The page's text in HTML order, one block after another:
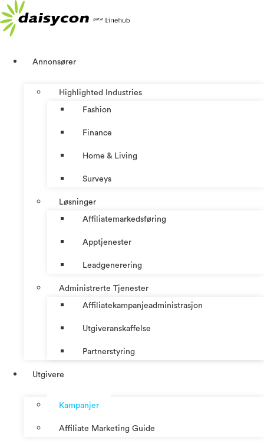
Skip
to
content
Annonsører
Highlighted Industries
Fashion
Finance
Home & Living
Surveys
Løsninger
Affiliatemarkedsføring
Apptjenester
Leadgenerering
Administrerte Tjenester
Affiliatekampanjeadministrasjon
Utgiveranskaffelse
Partnerstyring
Utgivere
Kampanjer
Affiliate Marketing Guide